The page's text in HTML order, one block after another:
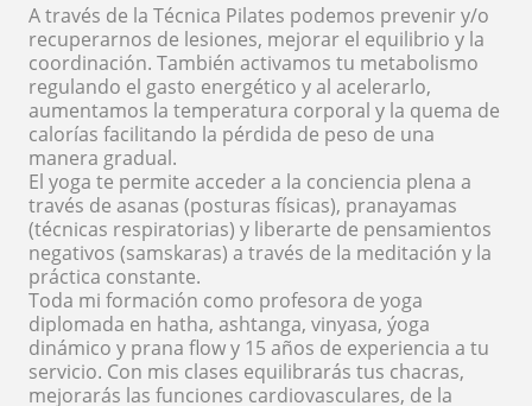
A través de la Técnica Pilates podemos prevenir y/o
recuperarnos de lesiones, mejorar el equilibrio y la
coordinación. También activamos tu metabolismo
regulando el gasto energético y al acelerarlo,
aumentamos la temperatura corporal y la quema de
calorías facilitando la pérdida de peso de una
manera gradual.
El yoga te permite acceder a la conciencia plena a
través de asanas (posturas físicas), pranayamas
(técnicas respiratorias) y liberarte de pensamientos
negativos (samskaras) a través de la meditación y la
práctica constante.
Toda mi formación como profesora de yoga
diplomada en hatha, ashtanga, vinyasa, ýoga
dinámico y prana flow y 15 años de experiencia a tu
servicio. Con mis clases equilibrarás tus chacras,
mejorarás las funciones cardiovasculares, de la